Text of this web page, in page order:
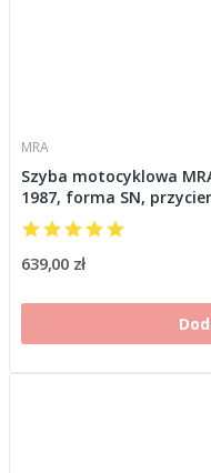
MRA
Szyba motocyklowa
1987, forma SN,
639,00 zł